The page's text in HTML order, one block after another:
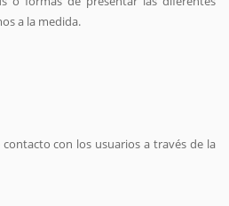
a la medida.
con los usuarios a través de la